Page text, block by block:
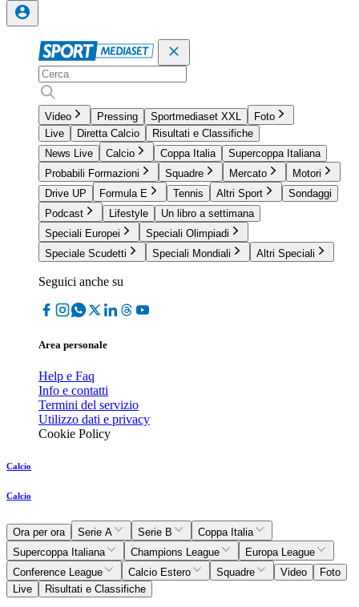
Video Pressing Sportmediaset XXL
Foto
Live
Diretta Calcio
Risultati e Classifiche
News Live
Calcio Coppa Italia
Supercoppa Italiana
Probabili Formazioni
Squadre Mercato
Motori
Drive UP
Formula E Tennis Altri Sport
Sondaggi
Podcast
Lifestyle
Un libro a settimana
Speciali Europei
Speciali Olimpiadi
Speciale Scudetti
Speciali Mondiali Altri Speciali
Seguici anche su
Area personale
Help e Faq
Info e contatti
Termini del servizio
Utilizzo dati e privacy
Cookie Policy
Calcio
Calcio
Ora per ora Serie A Serie B
Coppa Italia
Supercoppa Italiana
Champions League
Europa League
Conference League
Calcio Estero Squadre Video
Foto
Live
Risultati e Classifiche